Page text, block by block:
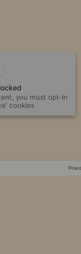
you must opt-in
cookies